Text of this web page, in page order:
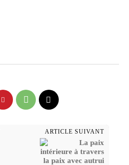
ARTICLE SUIVANT